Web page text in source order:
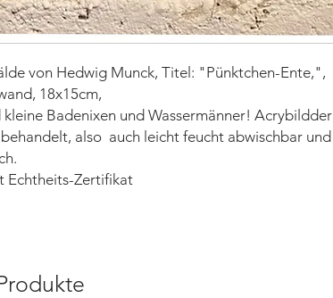
von Hedwig Munck, Titel: "Pünktchen-Ente,",
18x15cm,
Badenixen und Wassermänner! Acrybildder
also auch leicht feucht abwischbar und
Echtheits-Zertifikat